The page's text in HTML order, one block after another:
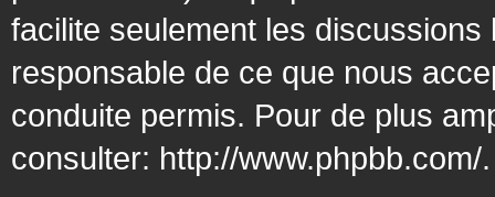
facilite seulement les
responsable de ce que nous
conduite permis. Pour de plus
consulter: http://www.phpbb.com/.